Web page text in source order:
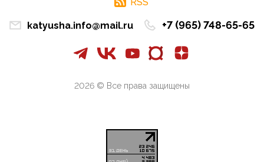
Благодаря знакомым, стали известны подробности
захватил "малое небо" на украинском ТВД.
В Национальной системе платежных карт (НСПК)
заботливо уточниили, что ИНН при переводах по
katyusha.info@mail.ru +7 (965) 748-65-65
2026 © Все права защищены